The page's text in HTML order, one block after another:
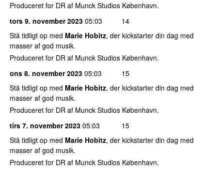
Produceret for DR af Munck Studios København.
tors 9. november 2023 05:03
14
Stå tidligt op med Marie Hobitz, der kickstarter din dag med
masser af god musik.
Produceret for DR af Munck Studios København.
ons 8. november 2023 05:03
15
Stå tidligt op med Marie Hobitz, der kickstarter din dag med
masser af god musik.
Produceret for DR af Munck Studios København.
tirs 7. november 2023 05:03
15
Stå tidligt op med Marie Hobitz, der kickstarter din dag med
masser af god musik.
Produceret for DR af Munck Studios København.